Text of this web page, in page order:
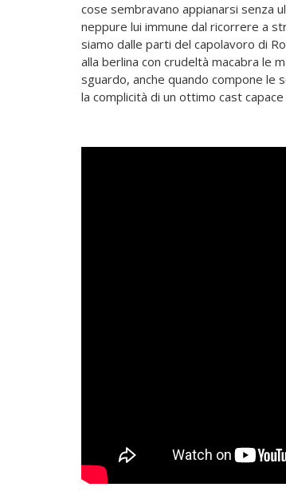
cose sembravano appianarsi senza
neppure lui immune dal ricorrere a
siamo dalle parti del capolavoro di
alla berlina con crudeltà macabra le
sguardo, anche quando compone le
la complicità di un ottimo cast